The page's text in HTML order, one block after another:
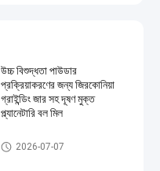
উচ্চ বিশুদ্ধতা পাউডার
প্রক্রিয়াকরণের জন্য জিরকোনিয়া
গ্রাইন্ডিং জার সহ দূষণ মুক্ত
প্ল্যানেটারি বল মিল
গ্রহের বল কল
2026-07-07